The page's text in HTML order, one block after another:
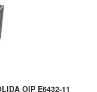
OIP E6432-11